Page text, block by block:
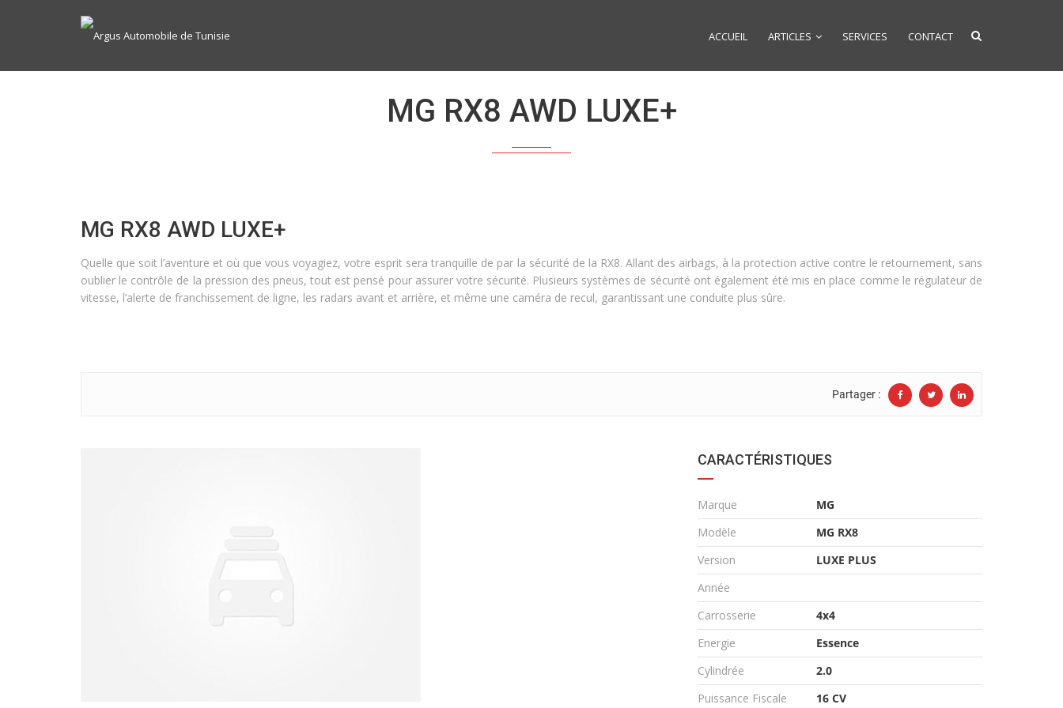
ACCUEIL ARTICLES SERVICES CONTACT
MG RX8 AWD LUXE+
MG RX8 AWD LUXE+
Quelle que soit l’aventure et où que vous voyagiez, votre esprit sera tranquille de par la sécurité de la RX8. Allant des airbags, à la protection active contre le retournement, sans
oublier le contrôle de la pression des pneus, tout est pensé pour assurer votre sécurité. Plusieurs systèmes de sécurité ont également été mis en place comme le régulateur de
vitesse, l’alerte de franchissement de ligne, les radars avant et arrière, et même une caméra de recul, garantissant une conduite plus sûre.
Partager :
CARACTÉRISTIQUES
Marque
MG
Modèle
MG RX8
Version
LUXE PLUS
Année
Carrosserie
4x4
Energie
Essence
Cylindrée
2.0
Puissance Fiscale
16 CV